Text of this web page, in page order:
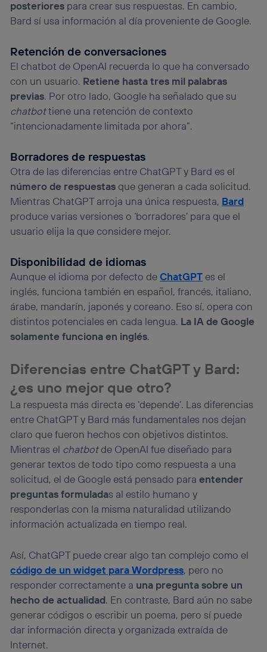
posteriores para crear sus respuestas. En cambio,
Bard sí usa información al día proveniente de Google.
Retención de conversaciones
El chatbot de OpenAI recuerda lo que ha conversado
con un usuario. Retiene hasta tres mil palabras
previas. Por otro lado, Google ha señalado que su
chatbottiene una retención de contexto
“intencionadamente limitada por ahora”.
Borradores de respuestas
Otra de las diferencias entre ChatGPT y Bard es el
número de respuestasque generan a cada solicitud.
Mientras ChatGPT arroja una única respuesta, Bard
produce varias versiones o ‘borradores’ para que el
usuario elija la que considere mejor.
Disponibilidad de idiomas
Aunque el idioma por defecto deChatGPTes el
inglés, funciona también en español, francés, italiano,
árabe, mandarín, japonés y coreano. Eso sí, opera con
distintos potenciales en cada lengua. La IA de Google
solamente funciona en inglés.
Diferencias entre ChatGPT y Bard:
¿es uno mejor que otro?
La respuesta más directa es ‘depende’. Las diferencias
entre ChatGPT y Bard más fundamentales nos dejan
claro que fueron hechos con objetivos distintos.
Mientras el chatbotde OpenAI fue diseñado para
generar textos de todo tipo como respuesta a una
solicitud, el de Google está pensado paraentender
preguntas formuladas al estilo humano y
responderlas con la misma naturalidad utilizando
información actualizada en tiempo real.
Así, ChatGPT puede crear algo tan complejo como el
código de un widget para Wordpress, pero no
responder correctamente a una pregunta sobre un
hecho de actualidad. En contraste, Bard aún no sabe
generar códigos o escribir un poema, pero sí puede
dar información directa y organizada extraída de
Internet.